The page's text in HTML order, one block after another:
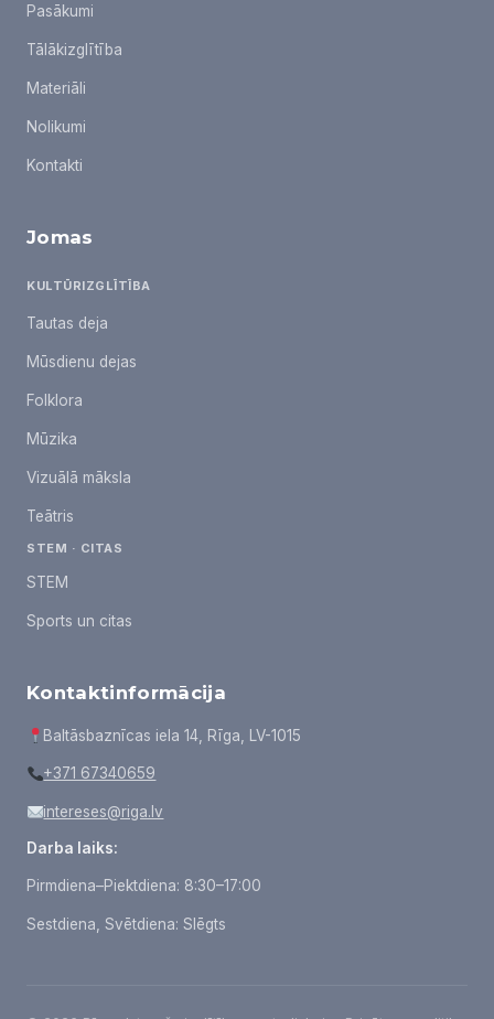
Pasākumi
Tālākizglītība
Materiāli
Nolikumi
Kontakti
Jomas
KULTŪRIZGLĪTĪBA
Tautas deja
Mūsdienu dejas
Folklora
Mūzika
Vizuālā māksla
Teātris
STEM · CITAS
STEM
Sports un citas
Kontaktinformācija
Baltāsbaznīcas iela 14, Rīga, LV-1015
+371 67340659
intereses@riga.lv
Darba laiks:
Pirmdiena–Piektdiena: 8:30–17:00
Sestdiena, Svētdiena: Slēgts